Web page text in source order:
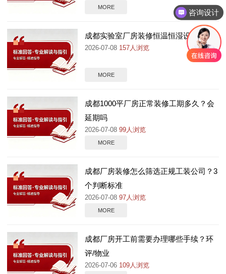
MORE
成都实验室厂房装修恒温恒湿设计要点
2026-07-08 157人浏览
MORE
成都1000平厂房正常装修工期多久？会
延期吗
2026-07-08 99人浏览
MORE
成都厂房装修怎么筛选正规工装公司？3
个判断标准
2026-07-08 97人浏览
MORE
成都厂房开工前需要办理哪些手续？环
评/物业
2026-07-06 109人浏览
咨询设计